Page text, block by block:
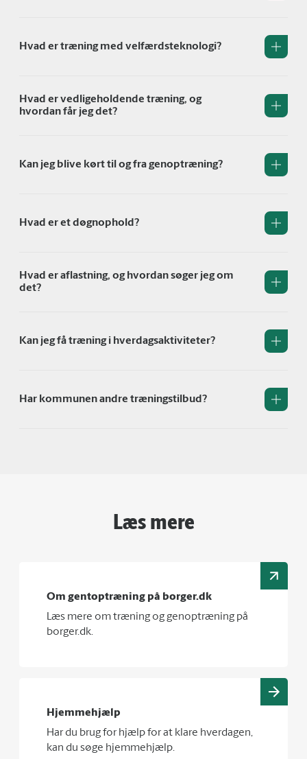
Hvad er træning med velfærdsteknologi?
Hvad er vedligeholdende træning, og
hvordan får jeg det?
Kan jeg blive kørt til og fra genoptræning?
Hvad er et døgnophold?
Hvad er aflastning, og hvordan søger jeg om
det?
Kan jeg få træning i hverdagsaktiviteter?
Har kommunen andre træningstilbud?
Læs mere
Om gentoptræning på borger.dk
Læs mere om træning og genoptræning på
borger.dk.
Hjemmehjælp
Har du brug for hjælp for at klare hverdagen,
kan du søge hjemmehjælp.